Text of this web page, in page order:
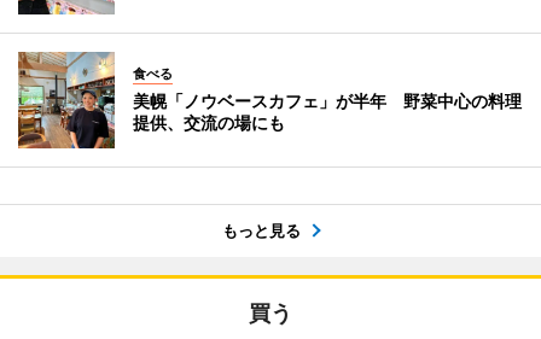
食べる
美幌「ノウベースカフェ」が半年 野菜中心の料理
提供、交流の場にも
もっと見る
買う